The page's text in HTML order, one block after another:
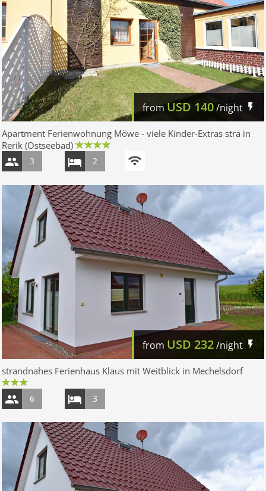
fromUSD 140/night
Apartment Ferienwohnung Möwe - viele Kinder-Extras stra in
Rerik (Ostseebad)
3 2
from USD 232/night
strandnahes Ferienhaus Klaus mit Weitblick in Mechelsdorf
6 3